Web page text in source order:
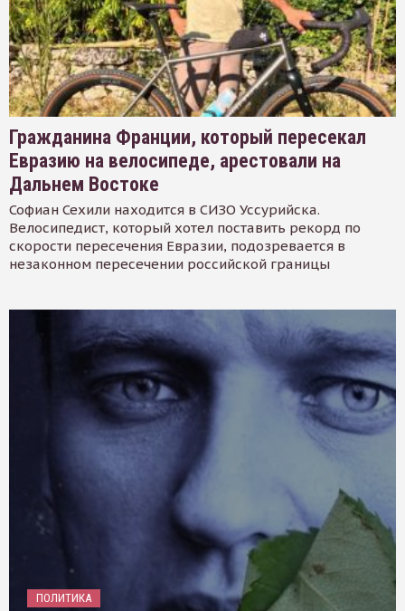
Гражданина Франции, который пересекал
Евразию на велосипеде, арестовали на
Дальнем Востоке
Софиан Сехили находится в СИЗО Уссурийска.
Велосипедист, который хотел поставить рекорд по
скорости пересечения Евразии, подозревается в
незаконном пересечении российской границы
ПОЛИТИКА